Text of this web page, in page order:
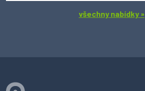
všechny nabídky »